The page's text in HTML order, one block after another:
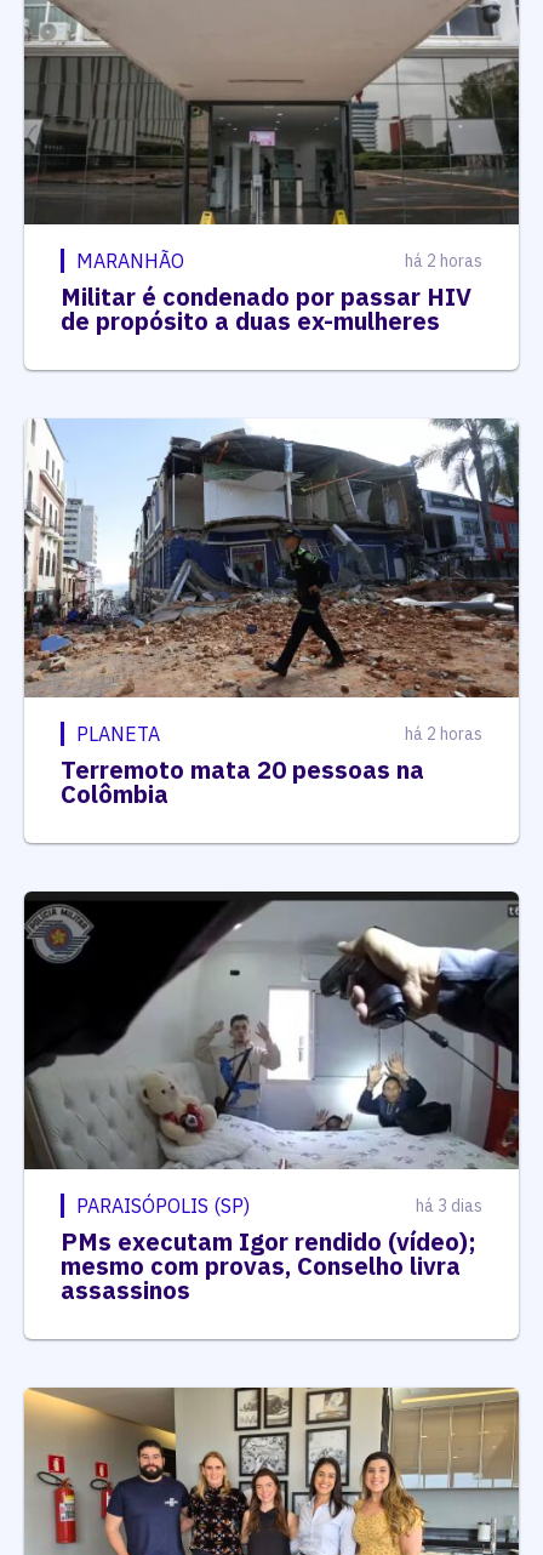
MARANHÃO há 2 horas
Militar é condenado por passar HIV
de propósito a duas ex-mulheres
PLANETA há 2 horas
Terremoto mata 20 pessoas na
Colômbia
PARAISÓPOLIS (SP) há 3 dias
PMs executam Igor rendido (vídeo);
mesmo com provas, Conselho livra
assassinos